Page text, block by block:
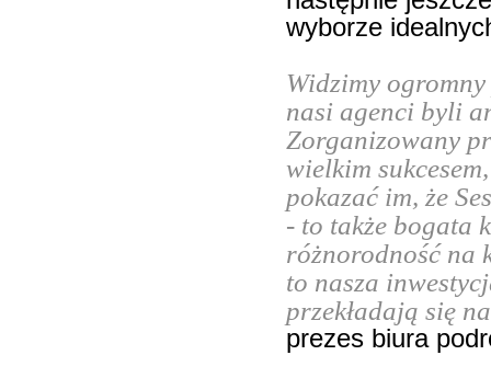
wyborze
Widzimy ogromny
nasi agenci byli
Zorganizowany
wielkim
pokazać im, że
- to także bogata
różnorodność na
to nasza
przekładają się
prezes biura